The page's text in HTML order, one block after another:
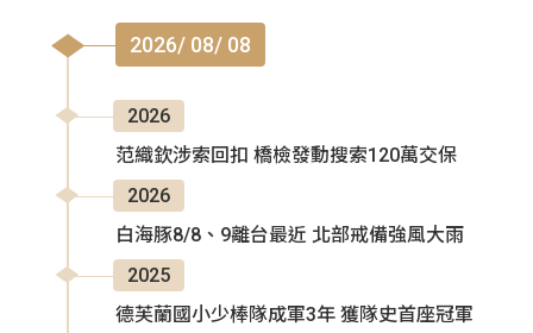
2026/ 08/ 08
2026
范織欽涉索回扣 橋檢發動搜索120萬交保
2026
白海豚8/8、9離台最近 北部戒備強風大雨
2025
德芙蘭國小少棒隊成軍3年 獲隊史首座冠軍